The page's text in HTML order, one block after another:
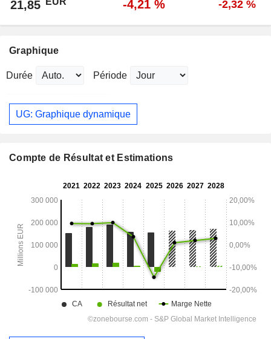
21,85 -4,21 % -2,32 %
Graphique
Durée Période
UG: Graphique dynamique
Compte de Résultat et Estimations